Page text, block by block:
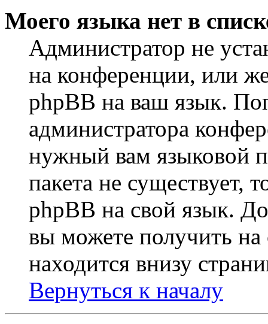
Моего языка нет в
Администратор не
на конференции, или
phpBB на ваш язык.
администратора
нужный вам языковой
пакета не существует,
phpBB на свой язык.
вы можете получить на
находится внизу
Вернуться к началу